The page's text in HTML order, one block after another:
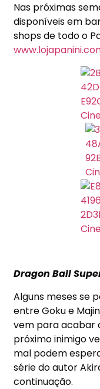
Nas próximas
disponíveis em
shops de todo o
Dragon Ball
Alguns meses se
entre Goku e
vem para acabar
próximo inimigo
mal podem
série do autor
continuação.